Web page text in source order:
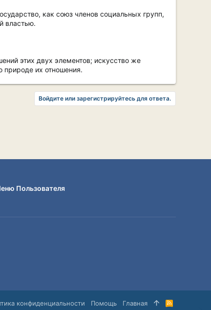
как союз членов социальных групп,
властью.
этих двух элементов; искусство же
природе их отношения.
Войдите или зарегистрируйтесь для ответа.
Пользователя
конфиденциальности Помощь Главная
R